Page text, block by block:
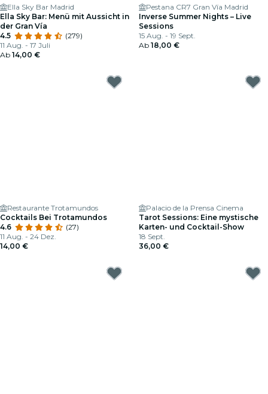
Ella Sky Bar Madrid
Ella Sky Bar: Menü mit Aussicht in
der Gran Vía
4.5
(279)
11 Aug. - 17 Juli
Ab 14,00 €
Pestana CR7 Gran Vía Madrid
Inverse Summer Nights – Live
Sessions
15 Aug. - 19 Sept.
Ab 18,00 €
Restaurante Trotamundos
Cocktails Bei Trotamundos
4.6
(27)
11 Aug. - 24 Dez.
14,00 €
Palacio de la Prensa Cinema
Tarot Sessions: Eine mystische
Karten- und Cocktail-Show
18 Sept.
36,00 €